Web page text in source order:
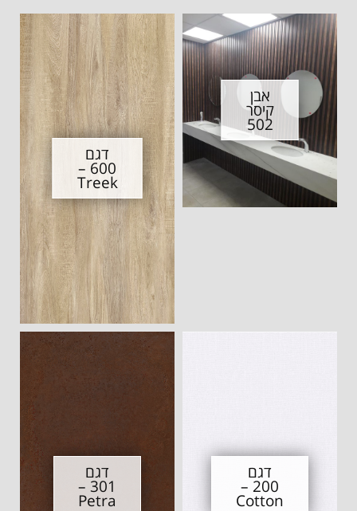
אבן
קיסר
502
דגם
600 –
Treek
דגם
200 –
Cotton
דגם
301 –
Petra